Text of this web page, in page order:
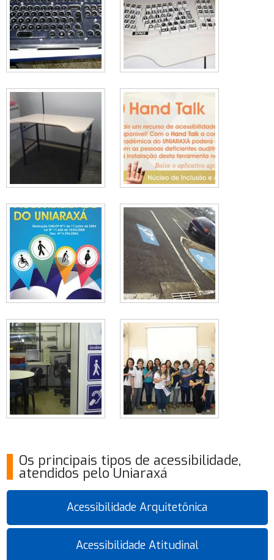
Os principais tipos de acessibilidade,
atendidos pelo Uniaraxá
Acessibilidade Arquitetônica
Acessibilidade Atitudinal